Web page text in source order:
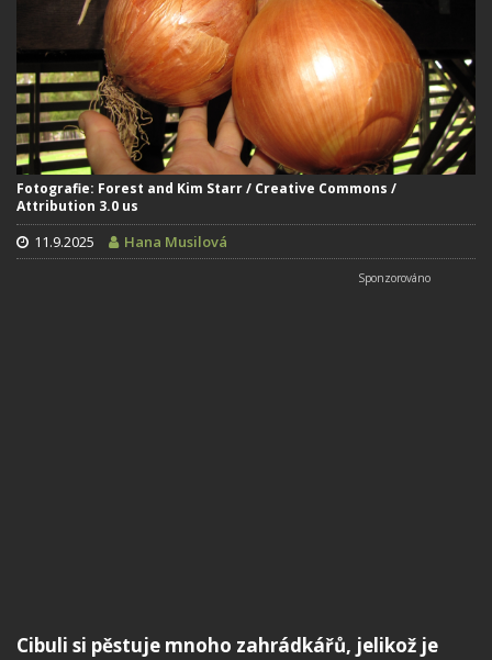
Fotografie: Forest and Kim Starr / Creative Commons /
Attribution 3.0 us
11.9.2025 Hana Musilová
Cibuli si pěstuje mnoho zahrádkářů, jelikož je